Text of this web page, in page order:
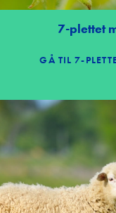
7-plettet
GÅ TIL 7-